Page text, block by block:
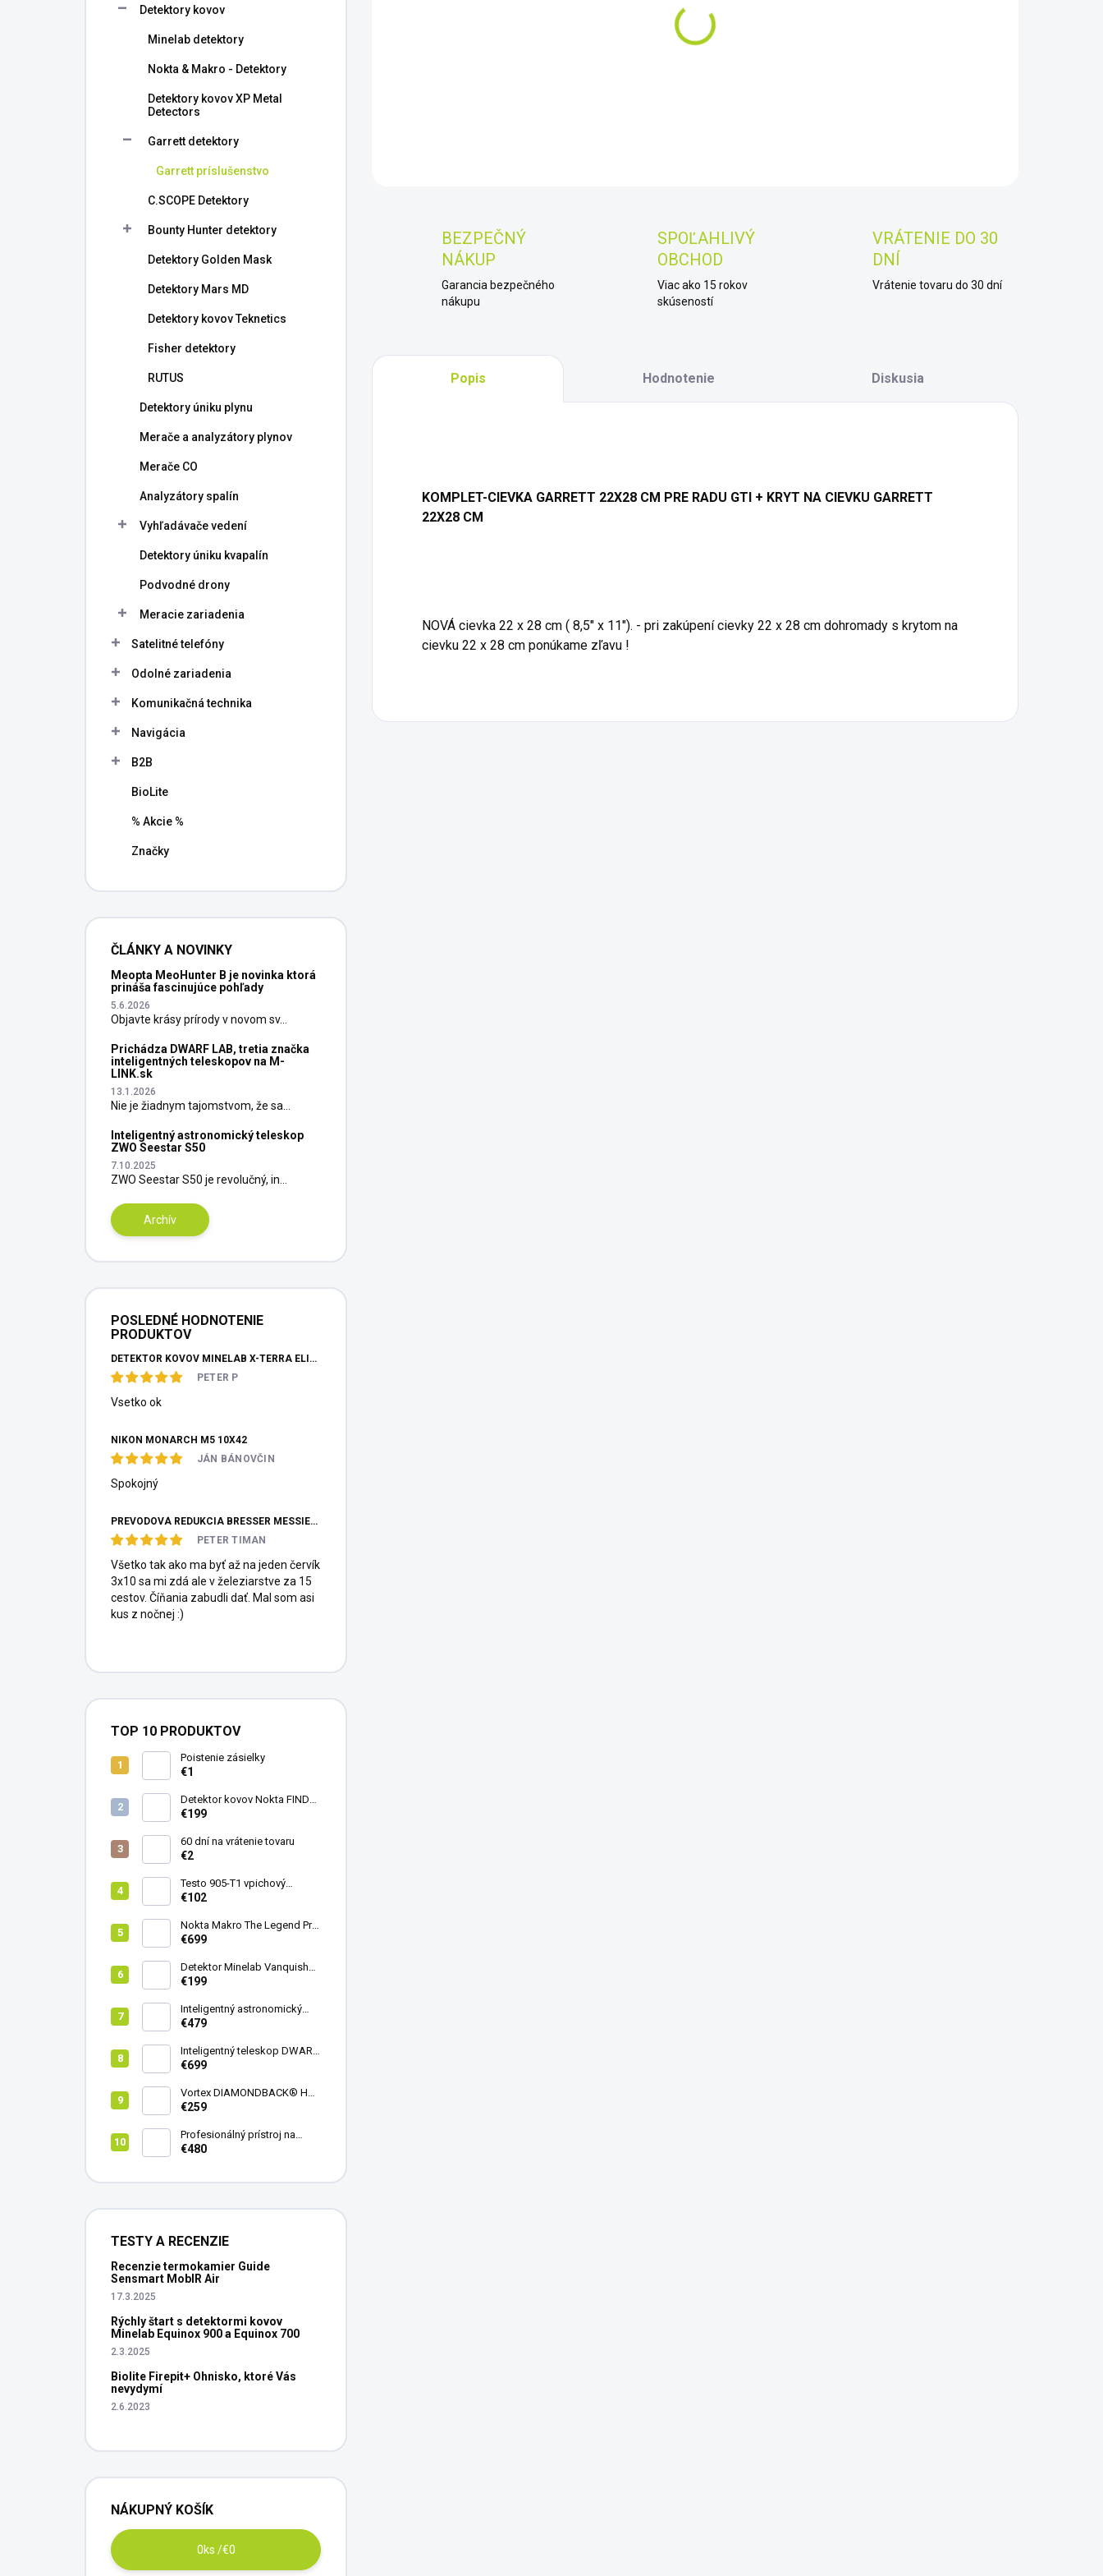
Detektory kovov
Minelab detektory
Nokta & Makro - Detektory
Detektory kovov XP Metal
Detectors
Garrett detektory
Garrett príslušenstvo
C.SCOPE Detektory
Bounty Hunter detektory
Detektory Golden Mask
Detektory Mars MD
Detektory kovov Teknetics
Fisher detektory
RUTUS
Detektory úniku plynu
Merače a analyzátory plynov
Merače CO
Analyzátory spalín
Vyhľadávače vedení
Detektory úniku kvapalín
Podvodné drony
Meracie zariadenia
Satelitné telefóny
Odolné zariadenia
Komunikačná technika
Navigácia
B2B
BioLite
% Akcie %
Značky
ČLÁNKY A NOVINKY
Meopta MeoHunter B je novinka ktorá
prináša fascinujúce pohľady
5.6.2026
Objavte krásy prírody v novom sv...
Prichádza DWARF LAB, tretia značka
inteligentných teleskopov na M-
LINK.sk
13.1.2026
Nie je žiadnym tajomstvom, že sa...
Inteligentný astronomický teleskop
ZWO Seestar S50
7.10.2025
ZWO Seestar S50 je revolučný, in...
Archív
POSLEDNÉ HODNOTENIE
PRODUKTOV
DETEKTOR KOVOV MINELAB X-TERRA ELITE PINPOITER SET
PETER P
Vsetko ok
NIKON MONARCH M5 10X42
JÁN BÁNOVČIN
Spokojný
PREVODOVÁ REDUKCIA BRESSER MESSIER HEXAFOC 1:10
PETER TIMAN
Všetko tak ako ma byť až na jeden červík
3x10 sa mi zdá ale v železiarstve za 15
cestov. Číňania zabudli dať. Mal som asi
kus z nočnej :)
TOP 10 PRODUKTOV
Poistenie zásielky
€1
Detektor kovov Nokta FINDX
Pro
€199
60 dní na vrátenie tovaru
€2
Testo 905-T1 vpichový
teplomer
€102
Nokta Makro The Legend Pro
Pack - model 2024
€699
Detektor Minelab Vanquish
340
€199
Inteligentný astronomický
teleskop DwarfLab Dwarf
€479
Inteligentný teleskop DWARF
III + originálny statív DWARF 3
€699
Vortex DIAMONDBACK® HD
8X42
€259
Profesionálný prístroj na
vedenie vŕtania Laserliner
€480
TESTY A RECENZIE
Recenzie termokamier Guide
Sensmart MobIR Air
17.3.2025
Rýchly štart s detektormi kovov
Minelab Equinox 900 a Equinox 700
2.3.2025
Biolite Firepit+ Ohnisko, ktoré Vás
nevydymí
2.6.2023
NÁKUPNÝ KOŠÍK
0ks /€0
11.8.2026
BEZPEČNÝ
NÁKUP
Garancia bezpečného
nákupu
SPOĽAHLIVÝ
OBCHOD
Viac ako 15 rokov
skúseností
VRÁTENIE DO 30
DNÍ
Vrátenie tovaru do 30 dní
Popis Hodnotenie Diskusia
KOMPLET-CIEVKA GARRETT 22X28 CM PRE RADU GTI + KRYT NA CIEVKU GARRETT
22X28 CM
NOVÁ cievka 22 x 28 cm ( 8,5" x 11"). - pri zakúpení cievky 22 x 28 cm dohromady s krytom na
cievku 22 x 28 cm ponúkame zľavu !